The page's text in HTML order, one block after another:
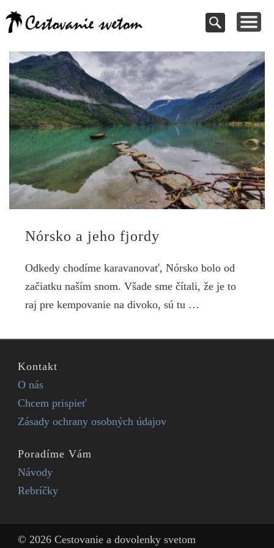
Cestovanie a
dovolenky
svetom
DOVOLENKY Cestujte s nami
VAŠE PRÍSPEVKY Inšpirujte sa
TIPY NA VÝLETY Kde vycestovať
NÁVODY Pomoc pri rezervácii
Nórsko a jeho fjordy
Odkedy chodíme karavanovať, Nórsko bolo od
začiatku naším snom. Všade sme čítali, že je to
raj pre kempovanie na divoko, sú tu …
Kontakt
O nás
Chcem prispieť
Zásady ochrany osobných údajov
Poradíme Vám
Návody
Rebríčky
© 2026 Cestovanie a dovolenky svetom